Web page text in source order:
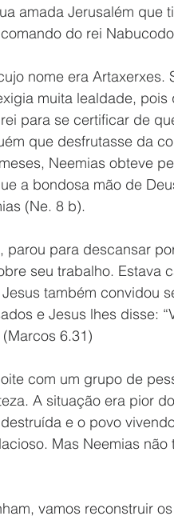
amada Jerusalém que
do rei
nome era Artaxerxes.
muita lealdade,
para se certificar de
que desfrutasse da
Neemias obteve
a bondosa mão de
(Ne. 8 b).
seu trabalho. Estava
também convidou
e Jesus lhes disse:
6.31)
com um grupo de
A situação era pior
e o povo
Mas Neemias
vamos reconstruir